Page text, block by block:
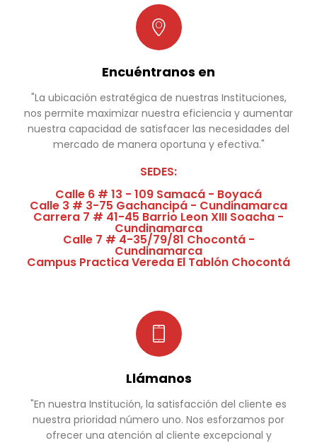
Encuéntranos en
"La ubicación estratégica de nuestras Instituciones,
nos permite maximizar nuestra eficiencia y aumentar
nuestra capacidad de satisfacer las necesidades del
mercado de manera oportuna y efectiva."
SEDES:
Calle 6 # 13 - 109 Samacá - Boyacá
Calle 3 # 3-75 Gachancipá - Cundinamarca
Carrera 7 # 41-45 Barrio Leon XIII Soacha -
Cundinamarca
Calle 7 # 4-35/79/81 Chocontá -
Cundinamarca
Campus PracticaVereda El Tablón Chocontá
Llámanos
"En nuestra Institución, la satisfacción del cliente es
nuestra prioridad número uno. Nos esforzamos por
ofrecer una atención al cliente excepcional y